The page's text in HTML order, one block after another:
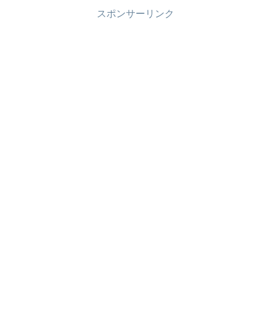
スポンサーリンク